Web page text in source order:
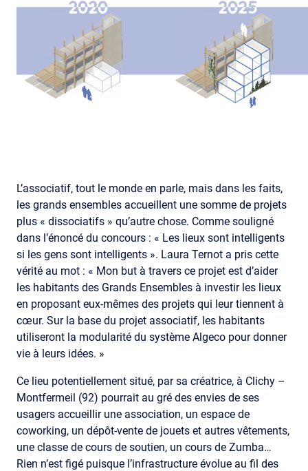
L’associatif, tout le monde en parle, mais dans les faits,
les grands ensembles accueillent une somme de projets
plus « dissociatifs » qu’autre chose. Comme souligné
dans l’énoncé du concours : « Les lieux sont intelligents
si les gens sont intelligents ». Laura Ternot a pris cette
vérité au mot : « Mon but à travers ce projet est d’aider
les habitants des Grands Ensembles à investir les lieux
en proposant eux-mêmes des projets qui leur tiennent à
cœur. Sur la base du projet associatif, les habitants
utiliseront la modularité du système Algeco pour donner
vie à leurs idées. »
Ce lieu potentiellement situé, par sa créatrice, à Clichy –
Montfermeil (92) pourrait au gré des envies de ses
usagers accueillir une association, un espace de
coworking, un dépôt-vente de jouets et autres vêtements,
une classe de cours de soutien, un cours de Zumba…
Rien n’est figé puisque l’infrastructure évolue au fil des